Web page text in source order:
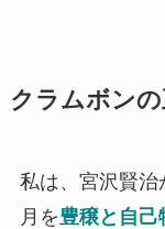
クラムボン
私は、宮沢賢治
月を豊穣と自己